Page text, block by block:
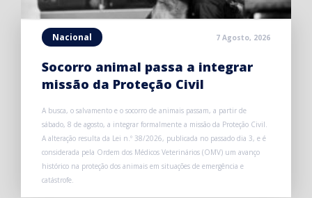
Nacional 7 Agosto, 2026
Socorro animal passa a integrar
missão da Proteção Civil
A busca, o salvamento e o socorro de animais passam, a partir de
sábado, 8 de agosto, a integrar formalmente a missão da Proteção Civil.
A alteração resulta da Lei n.º 38/2026, publicada no passado dia 3, e é
considerada pela Ordem dos Médicos Veterinários (OMV) um avanço
histórico na proteção dos animais em situações de emergência e
catástrofe.